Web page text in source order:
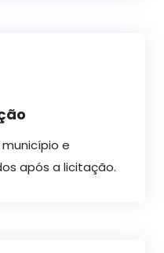
e
após a licitação.